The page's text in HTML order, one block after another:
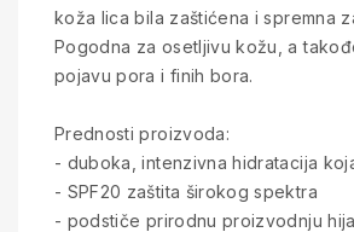
koža lica bila zaštićena i spremna
Pogodna za osetljivu kožu, a
pojavu pora i finih bora.
Prednosti proizvoda:
- duboka, intenzivna hidratacija
- SPF20 zaštita širokog spektra
- podstiče prirodnu proizvodnju